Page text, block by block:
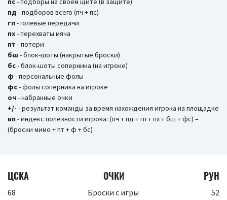
пд - подборов всего (пч + пс)
гп - голевые передачи
пх- перехваты мяча
пт - потери
бш - блок-шоты (накрытые броски)
бc- блок-шоты соперника (на игроке)
ф - персональные фолы
фс- фолы соперника на игроке
оч - набранные очки
+/- - результат команды за время нахождения игрока на площадке
ип - индекс полезности игрока: (оч + пд + гп + пх + бш + фс) –
(броски мимо + пт + ф + бс)
ЦСКА ОЧКИ РУН
68 Броски с игры 52